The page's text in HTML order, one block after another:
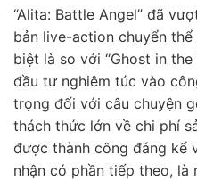
“Alita: Battle Angel” đã
bản live-action chuyển
biệt là so với “Ghost in the
đầu tư nghiêm túc vào
trọng đối với câu chuyện
thách thức lớn về chi phí
được thành công đáng kể
nhận có phần tiếp theo,